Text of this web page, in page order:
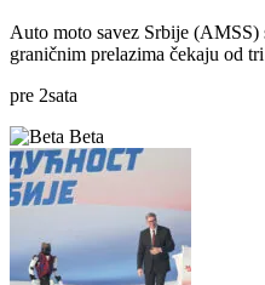
Auto moto savez Srbije (AMSS)
graničnim prelazima čekaju od
pre 2sata
Beta